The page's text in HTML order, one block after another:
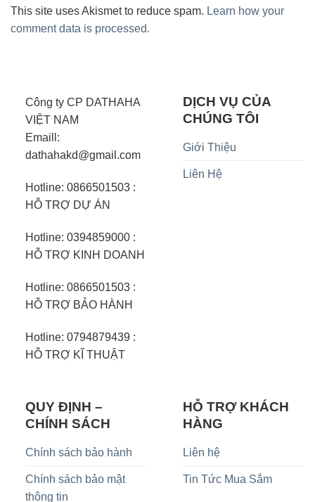
This site uses Akismet to reduce spam. Learn how your
comment data is processed.
Công ty CP DATHAHA
VIỆT NAM
Emaill:
dathahakd@gmail.com
Hotline: 0866501503 :
HỖ TRỢ DỰ ÁN
Hotline: 0394859000 :
HỖ TRỢ KINH DOANH
Hotline: 0866501503 :
HỖ TRỢ BẢO HÀNH
Hotline: 0794879439 :
HỖ TRỢ KĨ THUẬT
DỊCH VỤ CỦA
CHÚNG TÔI
Giới Thiệu
Liên Hệ
QUY ĐỊNH –
CHÍNH SÁCH
Chính sách bảo hành
Chính sách bảo mật
thông tin
HỖ TRỢ KHÁCH
HÀNG
Liên hệ
Tin Tức Mua Sắm